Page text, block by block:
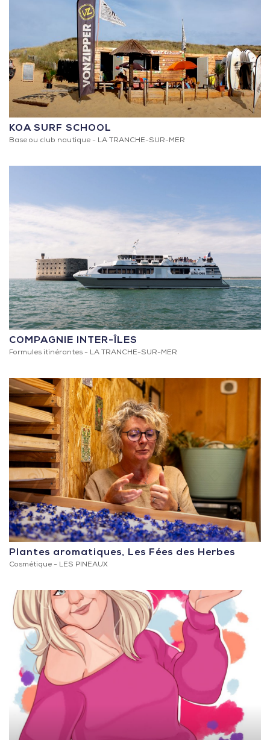
KOA SURF SCHOOL
Base ou club nautique - LA TRANCHE-SUR-MER
COMPAGNIE INTER-ÎLES
Formules itinérantes - LA TRANCHE-SUR-MER
Plantes aromatiques, Les Fées des Herbes
Cosmétique - LES PINEAUX